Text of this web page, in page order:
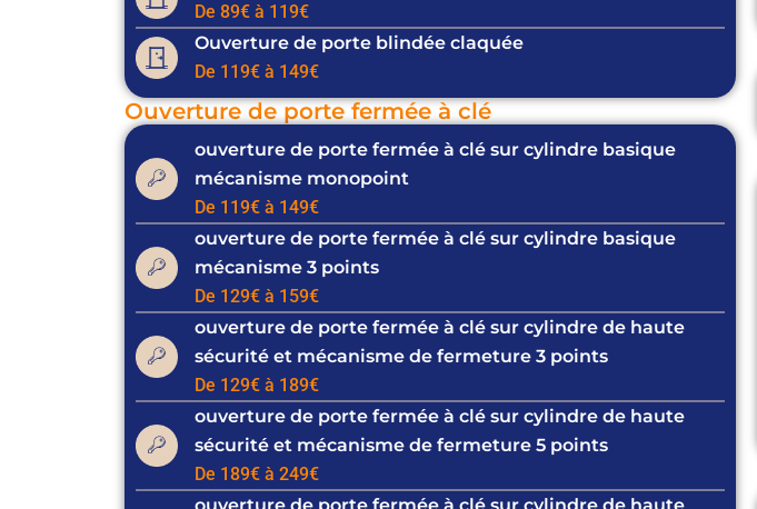
De 89€ à 119€
Ouverture de porte blindée claquée
De 119€ à 149€
Ouverture de porte fermée à clé
ouverture de porte fermée à clé sur cylindre basique
mécanisme monopoint
De 119€ à 149€
ouverture de porte fermée à clé sur cylindre basique
mécanisme 3 points
De 129€ à 159€
ouverture de porte fermée à clé sur cylindre de haute
sécurité et mécanisme de fermeture 3 points
De 129€ à 189€
ouverture de porte fermée à clé sur cylindre de haute
sécurité et mécanisme de fermeture 5 points
De 189€ à 249€